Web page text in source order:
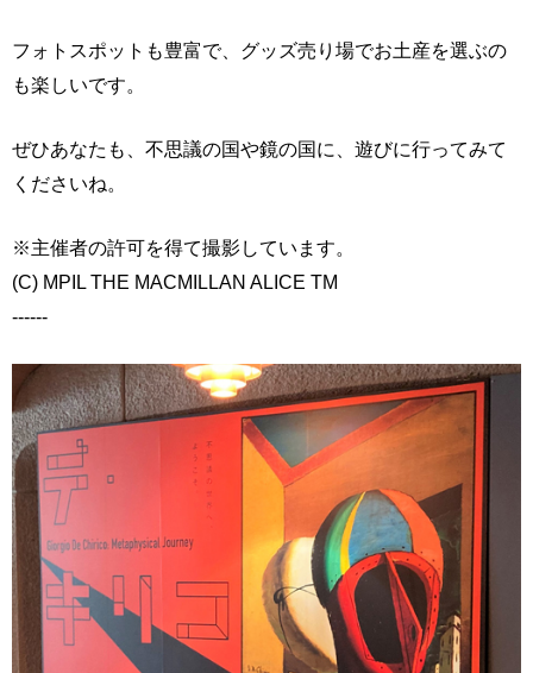
フォトスポットも豊富で、グッズ売り場でお土産を選ぶの
も楽しいです。
ぜひあなたも、不思議の国や鏡の国に、遊びに行ってみて
くださいね。
※主催者の許可を得て撮影しています。
(C) MPIL THE MACMILLAN ALICE TM
------